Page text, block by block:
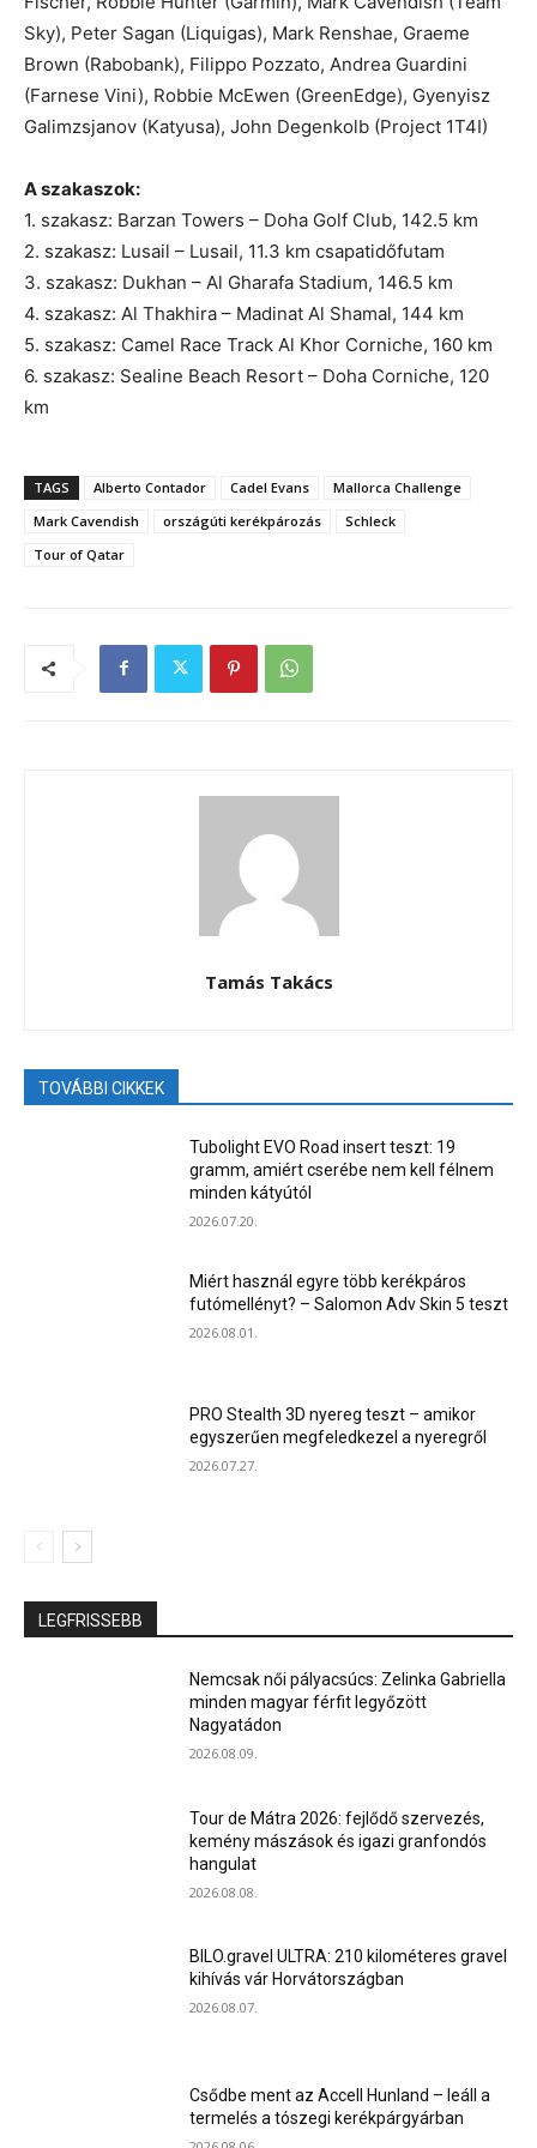
Sky), Peter Sagan (Liquigas), Mark Renshae, Graeme
Brown (Rabobank), Filippo Pozzato, Andrea Guardini
(Farnese Vini), Robbie McEwen (GreenEdge), Gyenyisz
Galimzsjanov (Katyusa), John Degenkolb (Project 1T4I)
A szakaszok:
1. szakasz: Barzan Towers – Doha Golf Club, 142.5 km
2. szakasz: Lusail – Lusail, 11.3 km csapatidőfutam
3. szakasz: Dukhan – Al Gharafa Stadium, 146.5 km
4. szakasz: Al Thakhira – Madinat Al Shamal, 144 km
5. szakasz: Camel Race Track Al Khor Corniche, 160 km
6. szakasz: Sealine Beach Resort – Doha Corniche, 120
km
TAGS Alberto Contador Cadel Evans
Mallorca Challenge
Mark Cavendish
országúti kerékpározás
Schleck
Tour of Qatar
Tamás Takács
TOVÁBBI CIKKEK
Tubolight EVO Road insert teszt: 19
gramm, amiért cserébe nem kell félnem
minden kátyútól
2026.07.20.
Miért használ egyre több kerékpáros
futómellényt? – Salomon Adv Skin 5 teszt
2026.08.01.
PRO Stealth 3D nyereg teszt – amikor
egyszerűen megfeledkezel a nyeregről
2026.07.27.
LEGFRISSEBB
Nemcsak női pályacsúcs: Zelinka Gabriella
minden magyar férfit legyőzött
Nagyatádon
2026.08.09.
Tour de Mátra 2026: fejlődő szervezés,
kemény mászások és igazi granfondós
hangulat
2026.08.08.
BILO.gravel ULTRA: 210 kilométeres gravel
kihívás vár Horvátországban
2026.08.07.
Csődbe ment az Accell Hunland – leáll a
termelés a tószegi kerékpárgyárban